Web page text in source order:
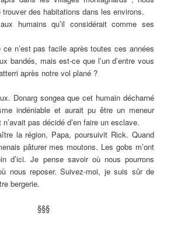
des habitations dans les environs.
humains qu’il considérait comme ses
n’est pas facile après toutes ces années
bandés, mais est-ce que l’un d’entre vous
après notre vol plané ?
Donarg songea que cet humain décharné
indéniable et aurait pu être un meneur
pas décidé d’en faire un esclave.
la région, Papa, poursuivit Rick. Quand
pâturer mes moutons. Les gobs m’ont
d’ici. Je pense savoir où nous pourrons
nous reposer. Suivez-moi, je suis sûr de
bergerie.
§§§